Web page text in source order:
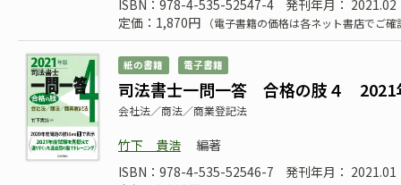
ISBN：978-4-535-52547-4
発刊年月： 2021.02
定価：1,870円
（電子書籍の価格は各ネット書店でご
紙の書籍 電子書籍
司法書士一問一答 合格の肢４ 2021
会社法／商法／商業登記法
竹下 貴浩
編著
ISBN：978-4-535-52546-7
発刊年月： 2021.01